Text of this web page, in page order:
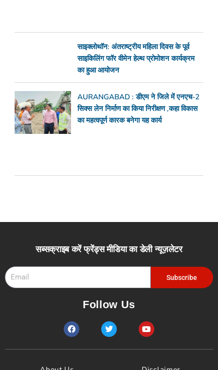
साइक्लोथॉन: अंतराष्ट्रीय महिला दिवस के पूर्व
साइकिलिंग फॉर वीमेन हेल्थ प्रोमोशन कार्यक्रम
का हुआ आयोजन
AURANGABAD : डीएम ने जिले में एनएच-2
सिक्स लेन निर्माण का किया निरीक्षण ,कहा विकास
का महत्वपूर्ण कारक बनेगा यह कार्य
सब्सक्राइब करें फ्रेंड्स मीडिया का डेली न्यूज़लेटर
Subscribe
Follow Us
F
a
e
T
w
t
Y
o
t